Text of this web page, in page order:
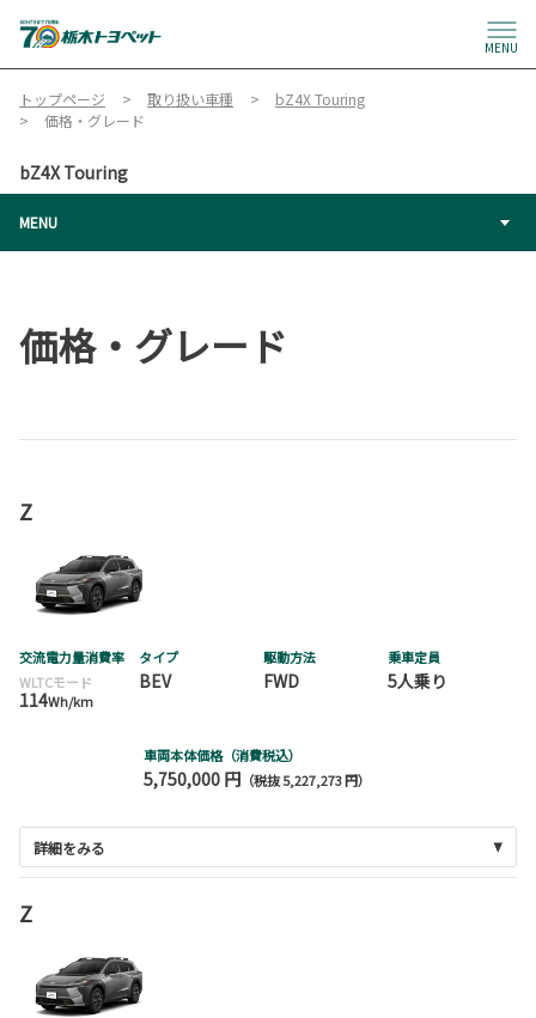
MENU
トップページ 取り扱い車種
bZ4X Touring
価格・グレード
bZ4X Touring
MENU
価格・グレード
Z
交流電力量消費率
WLTCモード
114Wh/km
タイプ
BEV
駆動方法
FWD
乗車定員
5人乗り
車両本体価格（消費税込）
5,750,000 円 （税抜 5,227,273 円）
詳細をみる
Z